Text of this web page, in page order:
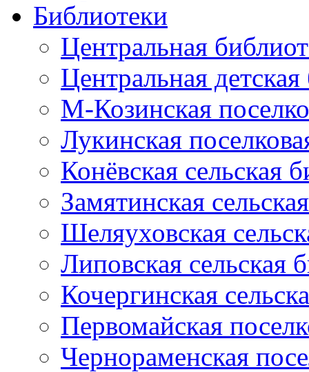
Библиотеки
Центральная
Центральная
М-Козинская
Лукинская
Конёвская сельская
Замятинская
Шеляуховская
Липовская сельская
Кочергинская
Первомайская
Чернораменская